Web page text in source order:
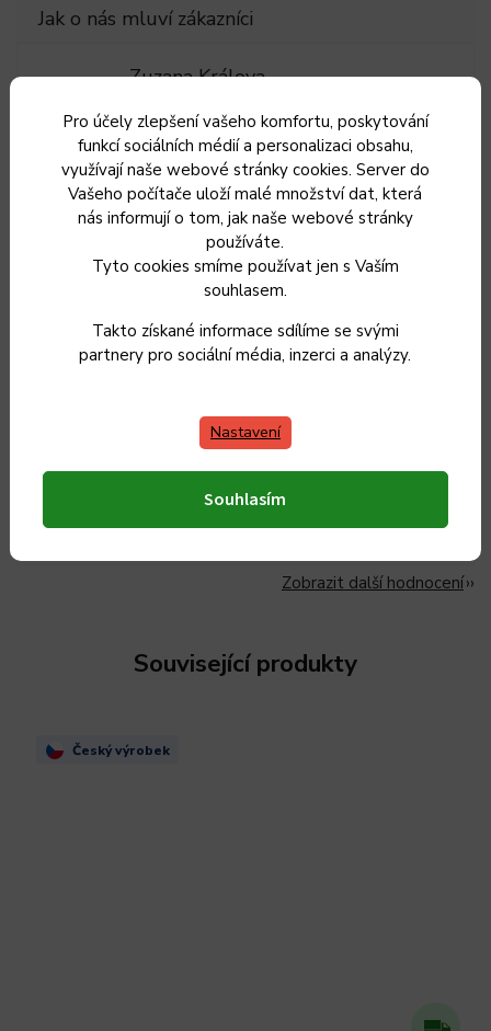
Pro účely zlepšení vašeho komfortu, poskytování
funkcí sociálních médií a personalizaci obsahu,
využívají naše webové stránky cookies. Server do
Vašeho počítače uloží malé množství dat, která
nás informují o tom, jak naše webové stránky
používáte.
Tyto cookies smíme používat jen s Vaším
souhlasem.
Takto získané informace sdílíme se svými
partnery pro sociální média, inzerci a analýzy.
Nastavení
Souhlasím
Zuzana Králova
7.8.2026
IT
Ilona Trojková
26.7.2026
Lenka Skopalikova
18.7.2026
Hrnce přišly s malým poškozením u poklic, po nahlášení
problému nám byly hned po příslibu zaslány nové poklice.
Děkuji za přístup k vyřízení reklamace, za kterou obchod
ani nemohl.
Zobrazit další hodnocení
Související produkty
Český výrobek